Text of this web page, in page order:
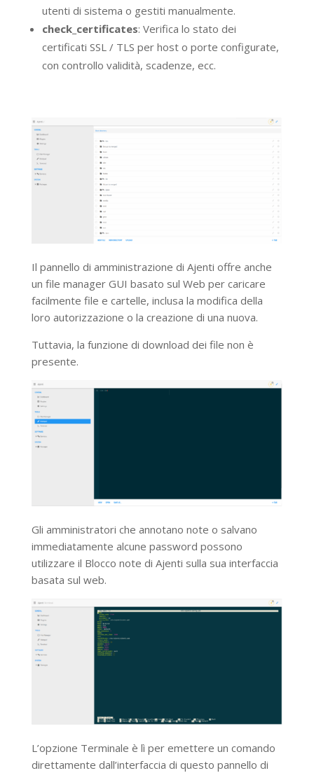
utenti di sistema o gestiti manualmente.
check_certificates: Verifica lo stato dei
certificati SSL / TLS per host o porte configurate,
con controllo validità, scadenze, ecc.
Il pannello di amministrazione di Ajenti offre anche
un file manager GUI basato sul Web per caricare
facilmente file e cartelle, inclusa la modifica della
loro autorizzazione o la creazione di una nuova.
Tuttavia, la funzione di download dei file non è
presente.
Gli amministratori che annotano note o salvano
immediatamente alcune password possono
utilizzare il Blocco note di Ajenti sulla sua interfaccia
basata sul web.
L’opzione Terminale è lì per emettere un comando
direttamente dall’interfaccia di questo pannello di